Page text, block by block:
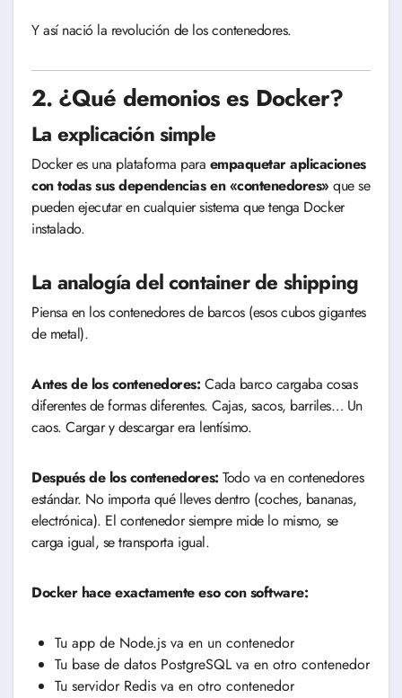
Y así nació la revolución de los contenedores.
2. ¿Qué demonios es Docker?
La explicación simple
Docker es una plataforma para empaquetar aplicaciones
con todas sus dependencias en «contenedores» que se
pueden ejecutar en cualquier sistema que tenga Docker
instalado.
La analogía del container de shipping
Piensa en los contenedores de barcos (esos cubos gigantes
de metal).
Antes de los contenedores: Cada barco cargaba cosas
diferentes de formas diferentes. Cajas, sacos, barriles… Un
caos. Cargar y descargar era lentísimo.
Después de los contenedores: Todo va en contenedores
estándar. No importa qué lleves dentro (coches, bananas,
electrónica). El contenedor siempre mide lo mismo, se
carga igual, se transporta igual.
Docker hace exactamente eso con software:
Tu app de Node.js va en un contenedor
Tu base de datos PostgreSQL va en otro contenedor
Tu servidor Redis va en otro contenedor